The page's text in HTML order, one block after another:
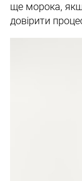
ще морока,
довірити